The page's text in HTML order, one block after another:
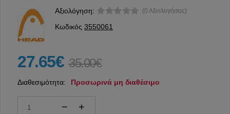
Αξιολόγηση: (0 Αξιολογήσεις)
Κωδικός 3550061
27.65€ 35.00€
Διαθεσιμότητα: Προσωρινά μη διαθέσιμο